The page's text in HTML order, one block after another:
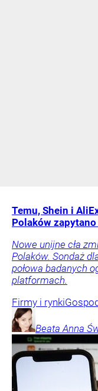
Temu, Shein i
Polaków
Nowe unijne cła
Polaków. Sondaż
połowa badanych
platformach.
Firmy i rynki
Beata Anna